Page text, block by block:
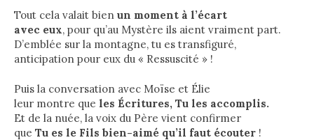
Tout cela valait bien un moment à l’écart
avec eux, pour qu’au Mystère ils aient vraiment part.
D’emblée sur la montagne, tu es transfiguré,
anticipation pour eux du « Ressuscité » !
Puis la conversation avec Moïse et Élie
leur montre que les Écritures, Tu les accomplis.
Et de la nuée, la voix du Père vient confirmer
que Tu es le Fils bien-aimé qu’il faut écouter !